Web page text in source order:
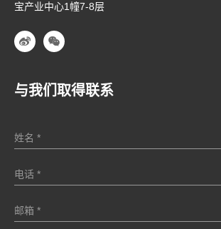
宝产业中心1幢7-8层
与我们取得联系